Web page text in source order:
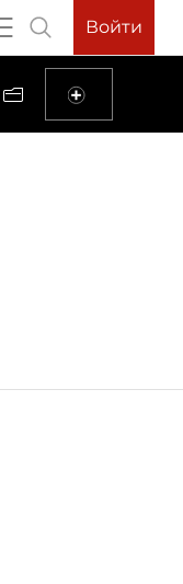
Войти